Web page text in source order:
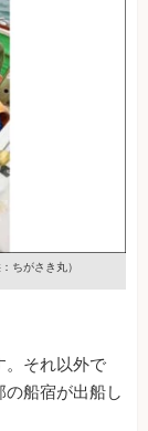
ちがさき丸）
。それ以外で
船宿が出船し